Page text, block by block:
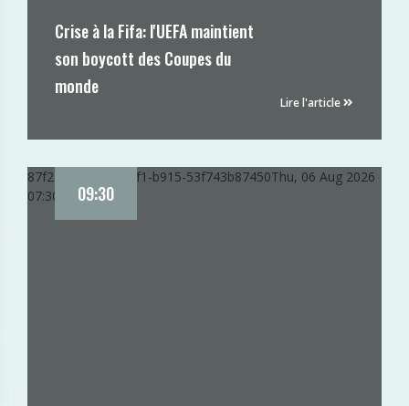
Crise à la Fifa: l'UEFA maintient
son boycott des Coupes du
monde
Lire l'article
87f225d0-9165-11f1-b915-53f743b87450Thu, 06 Aug 2026
07:30:06 GMT
09:30